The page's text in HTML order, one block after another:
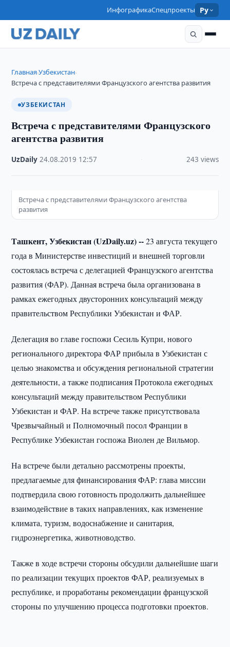
ИнфографикаСпецпроекты Ру
Главная›Узбекистан›
Встреча с представителями Французского агентства развития
УЗБЕКИСТАН
Встреча с представителями Французского
агентства развития
UzDaily ·24.08.2019 12:57 243 views
Встреча с представителями Французского агентства
развития
Ташкент, Узбекистан (UzDaily.uz) --23 августа текущего
года в Министерстве инвестиций и внешней торговли
состоялась встреча с делегацией Французского агентства
развития (ФАР). Данная встреча была организована в
рамках ежегодных двусторонних консультаций между
правительством Республики Узбекистан и ФАР.
Делегация во главе госпожи Сесиль Купри, нового
регионального директора ФАР прибыла в Узбекистан с
целью знакомства и обсуждения региональной стратегии
деятельности, а также подписания Протокола ежегодных
консультаций между правительством Республики
Узбекистан и ФАР. На встрече также присутствовала
Чрезвычайный и Полномочный посол Франции в
Республике Узбекистан госпожа Виолен де Вильмор.
На встрече были детально рассмотрены проекты,
предлагаемые для финансирования ФАР: глава миссии
подтвердила свою готовность продолжить дальнейшее
взаимодействие в таких направлениях, как изменение
климата, туризм, водоснабжение и санитария,
гидроэнергетика, животноводство.
Также в ходе встречи стороны обсудили дальнейшие шаги
по реализации текущих проектов ФАР, реализуемых в
республике, и проработаны рекомендации французской
стороны по улучшению процесса подготовки проектов.